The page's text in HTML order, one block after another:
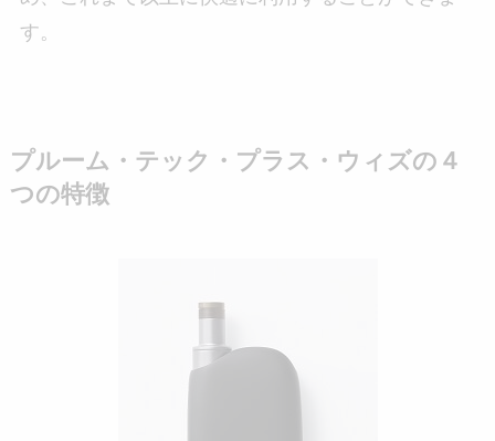
す。
プルーム・テック・プラス・ウィズの４
つの特徴